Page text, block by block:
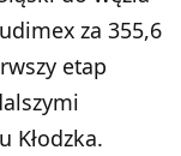
za 355,6
etap
Kłodzka.